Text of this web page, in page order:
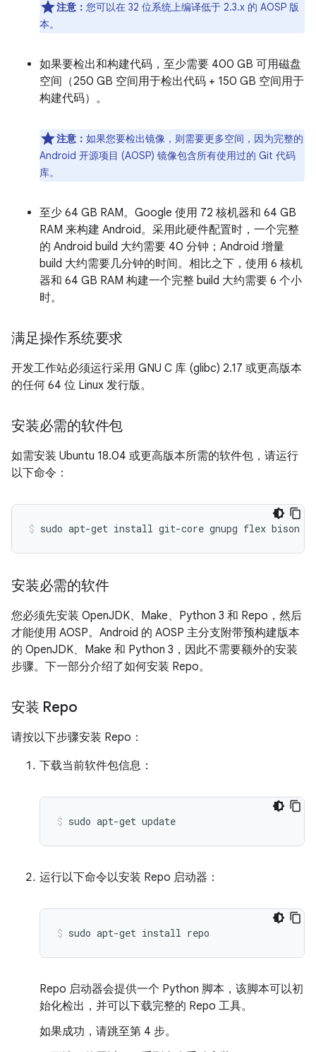
注意： 您可以在 32 位系统上编译低于 2.3.x 的 AOSP 版
本。
如果要检出和构建代码，至少需要 400 GB 可用磁盘
空间（250 GB 空间用于检出代码 + 150 GB 空间用于
构建代码）。
注意： 如果您要检出镜像，则需要更多空间，因为完整的
Android 开源项目 (AOSP) 镜像包含所有使用过的 Git 代码
库。
至少 64 GB RAM。Google 使用 72 核机器和 64 GB
RAM 来构建 Android。采用此硬件配置时，一个完整
的 Android build 大约需要 40 分钟；Android 增量
build 大约需要几分钟的时间。相比之下，使用 6 核机
器和 64 GB RAM 构建一个完整 build 大约需要 6 个小
时。
满足操作系统要求
开发工作站必须运行采用 GNU C 库 (glibc) 2.17 或更高版本
的任何 64 位 Linux 发行版。
安装必需的软件包
如需安装 Ubuntu 18.04 或更高版本所需的软件包，请运行
以下命令：
sudo apt-get install git-core gnupg flex bison
安装必需的软件
您必须先安装 OpenJDK、Make、Python 3 和 Repo，然后
才能使用 AOSP。Android 的 AOSP 主分支附带预构建版本
的 OpenJDK、Make 和 Python 3，因此不需要额外的安装
步骤。下一部分介绍了如何安装 Repo。
安装 Repo
请按以下步骤安装 Repo：
下载当前软件包信息：
sudo apt-get update
运行以下命令以安装 Repo 启动器：
sudo apt-get install repo
Repo 启动器会提供一个 Python 脚本，该脚本可以初
始化检出，并可以下载完整的 Repo 工具。
如果成功，请跳至第 4 步。